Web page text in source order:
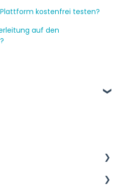
Plattform kostenfrei testen?
auf den